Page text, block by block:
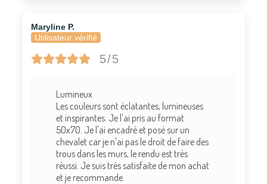
Maryline P.
Utilisateur vérifié
5/5
Lumineux
Les couleurs sont éclatantes, lumineuses
et inspirantes. Je l'ai pris au format
50x70. Je l'ai encadré et posé sur un
chevalet car je n'ai pas le droit de faire des
trous dans les murs, le rendu est très
réussi. Je suis très satisfaite de mon achat
et je recommande.